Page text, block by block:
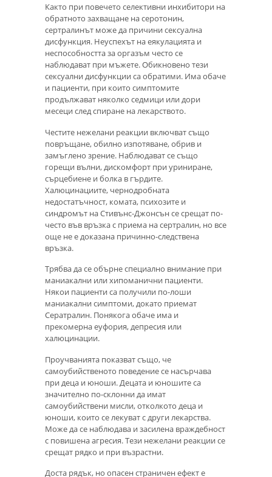
Както при повечето селективни инхибитори на
обратното захващане на серотонин,
сертралинът може да причини сексуална
дисфункция. Неуспехът на еякулацията и
неспособността за оргазъм често се
наблюдават при мъжете. Обикновено тези
сексуални дисфункции са обратими. Има обаче
и пациенти, при които симптомите
продължават няколко седмици или дори
месеци след спиране на лекарството.
Честите нежелани реакции включват също
повръщане, обилно изпотяване, обрив и
замъглено зрение. Наблюдават се също
горещи вълни, дискомфорт при уриниране,
сърцебиене и болка в гърдите.
Халюцинациите, чернодробната
недостатъчност, комата, психозите и
синдромът на Стивънс-Джонсън се срещат по-
често във връзка с приема на сертралин, но все
още не е доказана причинно-следствена
връзка.
Трябва да се обърне специално внимание при
маниакални или хипоманични пациенти.
Някои пациенти са получили по-лоши
маниакални симптоми, докато приемат
Сератралин. Понякога обаче има и
прекомерна еуфория, депресия или
халюцинации.
Проучванията показват също, че
самоубийственото поведение се насърчава
при деца и юноши. Децата и юношите са
значително по-склонни да имат
самоубийствени мисли, отколкото деца и
юноши, които се лекуват с други лекарства.
Може да се наблюдава и засилена враждебност
с повишена агресия. Тези нежелани реакции се
срещат рядко и при възрастни.
Доста рядък, но опасен страничен ефект е